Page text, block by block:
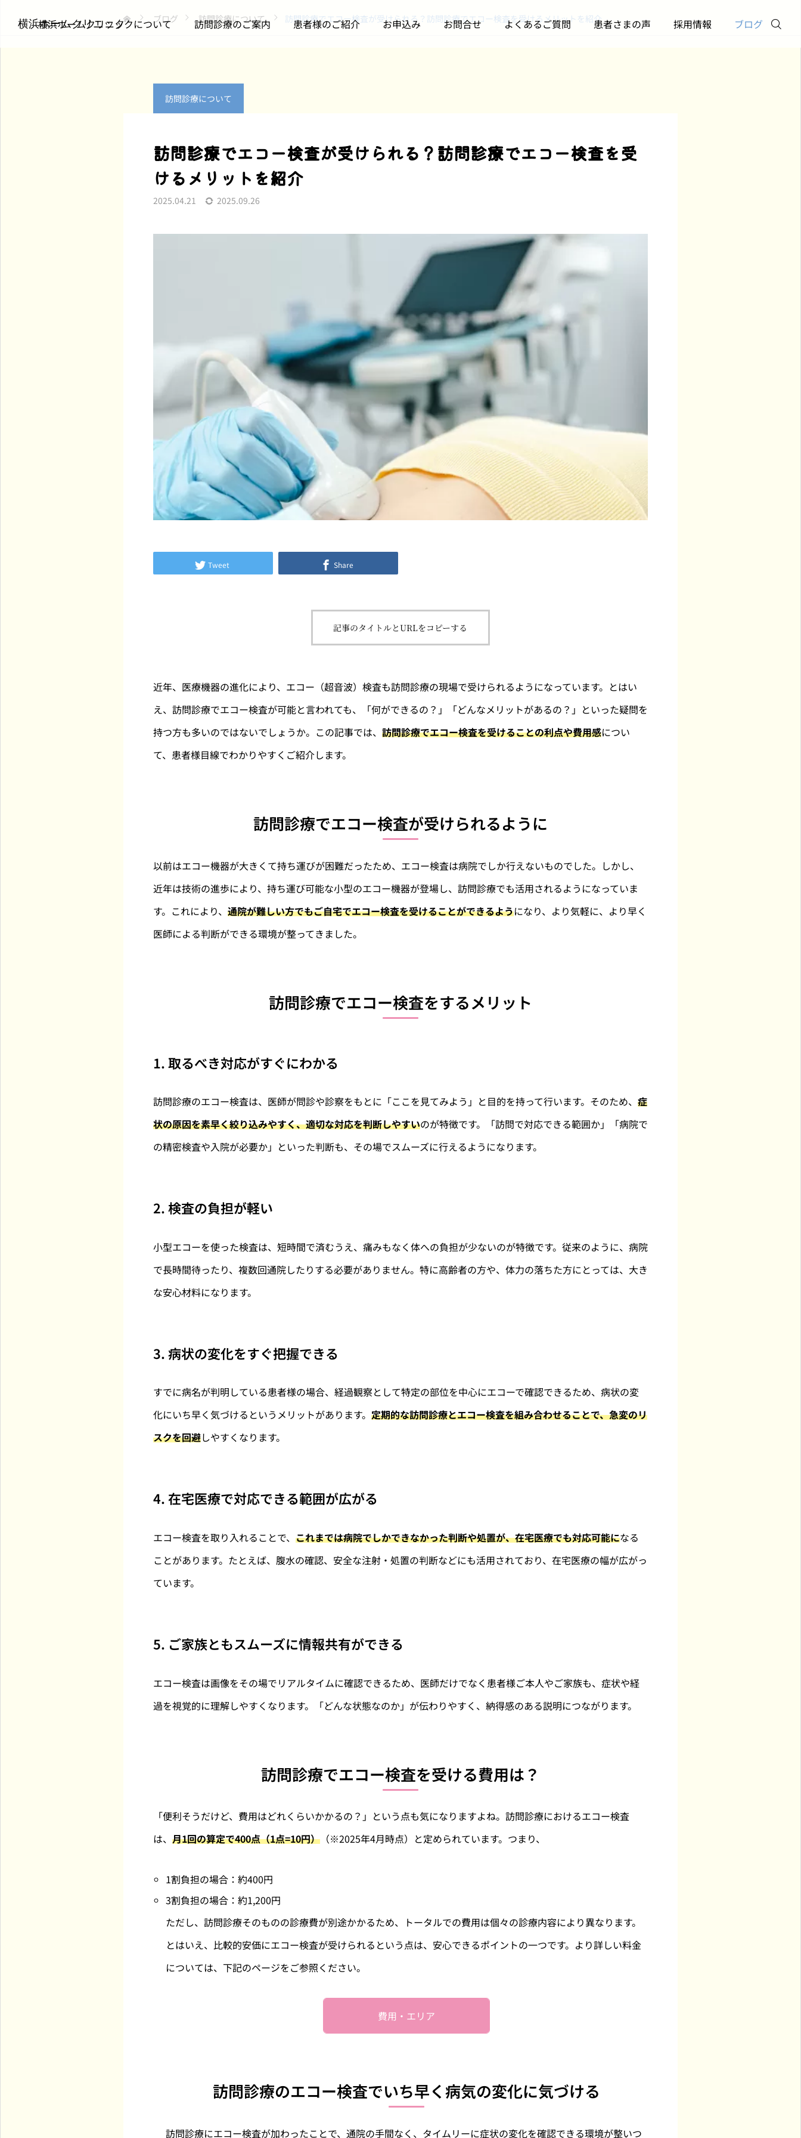
横浜ホームクリニック
横浜ホームクリニックについて 訪問診療のご案内 患者様のご紹介 お申込み お問合せ よくあるご質問 患者さまの声 採用情報 ブログ
m3.comの医療従事者向
けページに当院のインタ
ビュー記事が掲載されま
開院3周年記念パーティ
ーを開催しました
ブログ 訪問診療について 訪問診療でエコー検査が受けられる？訪問診療でエコー検査を受けるメリットを紹介
訪問診療について
訪問診療でエコー検査が受けられる？訪問診療でエコー検査を受
けるメリットを紹介
2025.04.21 2025.09.26
Tweet Share
記事のタイトルとURLをコピーする
近年、医療機器の進化により、エコー（超音波）検査も訪問診療の現場で受けられるようになっています。とはい
え、訪問診療でエコー検査が可能と言われても、「何ができるの？」「どんなメリットがあるの？」といった疑問を
持つ方も多いのではないでしょうか。この記事では、 訪問診療でエコー検査を受けることの利点や費用感につい
て、患者様目線でわかりやすくご紹介します。
訪問診療でエコー検査が受けられるように
以前はエコー機器が大きくて持ち運びが困難だったため、エコー検査は病院でしか行えないものでした。しかし、
近年は技術の進歩により、持ち運び可能な小型のエコー機器が登場し、訪問診療でも活用されるようになっていま
す。これにより、 通院が難しい方でもご自宅でエコー検査を受けることができるようになり、より気軽に、より早く
医師による判断ができる環境が整ってきました。
訪問診療でエコー検査をするメリット
1. 取るべき対応がすぐにわかる
訪問診療のエコー検査は、医師が問診や診察をもとに「ここを見てみよう」と目的を持って行います。そのため、 症
状の原因を素早く絞り込みやすく、適切な対応を判断しやすいのが特徴です。「訪問で対応できる範囲か」「病院で
の精密検査や入院が必要か」といった判断も、その場でスムーズに行えるようになります。
2. 検査の負担が軽い
小型エコーを使った検査は、短時間で済むうえ、痛みもなく体への負担が少ないのが特徴です。従来のように、病院
で長時間待ったり、複数回通院したりする必要がありません。特に高齢者の方や、体力の落ちた方にとっては、大き
な安心材料になります。
3. 病状の変化をすぐ把握できる
すでに病名が判明している患者様の場合、経過観察として特定の部位を中心にエコーで確認できるため、病状の変
化にいち早く気づけるというメリットがあります。 定期的な訪問診療とエコー検査を組み合わせることで、急変のリ
スクを回避しやすくなります。
4. 在宅医療で対応できる範囲が広がる
エコー検査を取り入れることで、 これまでは病院でしかできなかった判断や処置が、在宅医療でも対応可能になる
ことがあります。たとえば、腹水の確認、安全な注射・処置の判断などにも活用されており、在宅医療の幅が広がっ
ています。
5. ご家族ともスムーズに情報共有ができる
エコー検査は画像をその場でリアルタイムに確認できるため、医師だけでなく患者様ご本人やご家族も、症状や経
過を視覚的に理解しやすくなります。「どんな状態なのか」が伝わりやすく、納得感のある説明につながります。
訪問診療でエコー検査を受ける費用は？
「便利そうだけど、費用はどれくらいかかるの？」という点も気になりますよね。訪問診療におけるエコー検査
は、 月1回の算定で400点（1点=10円） （※2025年4月時点）と定められています。つまり、
1割負担の場合：約400円
3割負担の場合：約1,200円
ただし、訪問診療そのものの診療費が別途かかるため、トータルでの費用は個々の診療内容により異なります。
とはいえ、比較的安価にエコー検査が受けられるという点は、安心できるポイントの一つです。より詳しい料金
については、下記のページをご参照ください。
費用・エリア
訪問診療のエコー検査でいち早く病気の変化に気づける
訪問診療にエコー検査が加わったことで、通院の手間なく、タイムリーに症状の変化を確認できる環境が整いつ